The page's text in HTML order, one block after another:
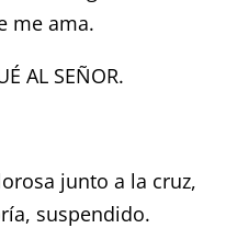
me ama.
AL SEÑOR.
junto a la cruz,
suspendido.